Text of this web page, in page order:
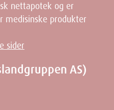
nettapotek og er
medisinske produkter
sider
AS)